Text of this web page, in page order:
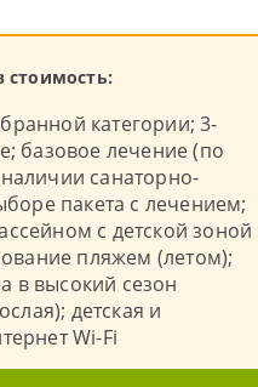
стоимость:
категории; 3-
базовое лечение (по
санаторно-
пакета с лечением;
с детской зоной
пляжем (летом);
в высокий сезон
детская и
Wi-Fi